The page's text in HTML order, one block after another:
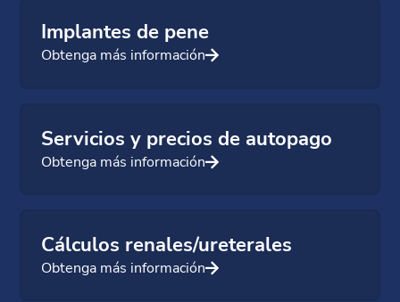
Implantes de pene
Obtenga más información
Servicios y precios de autopago
Obtenga más información
Cálculos renales/ureterales
Obtenga más información